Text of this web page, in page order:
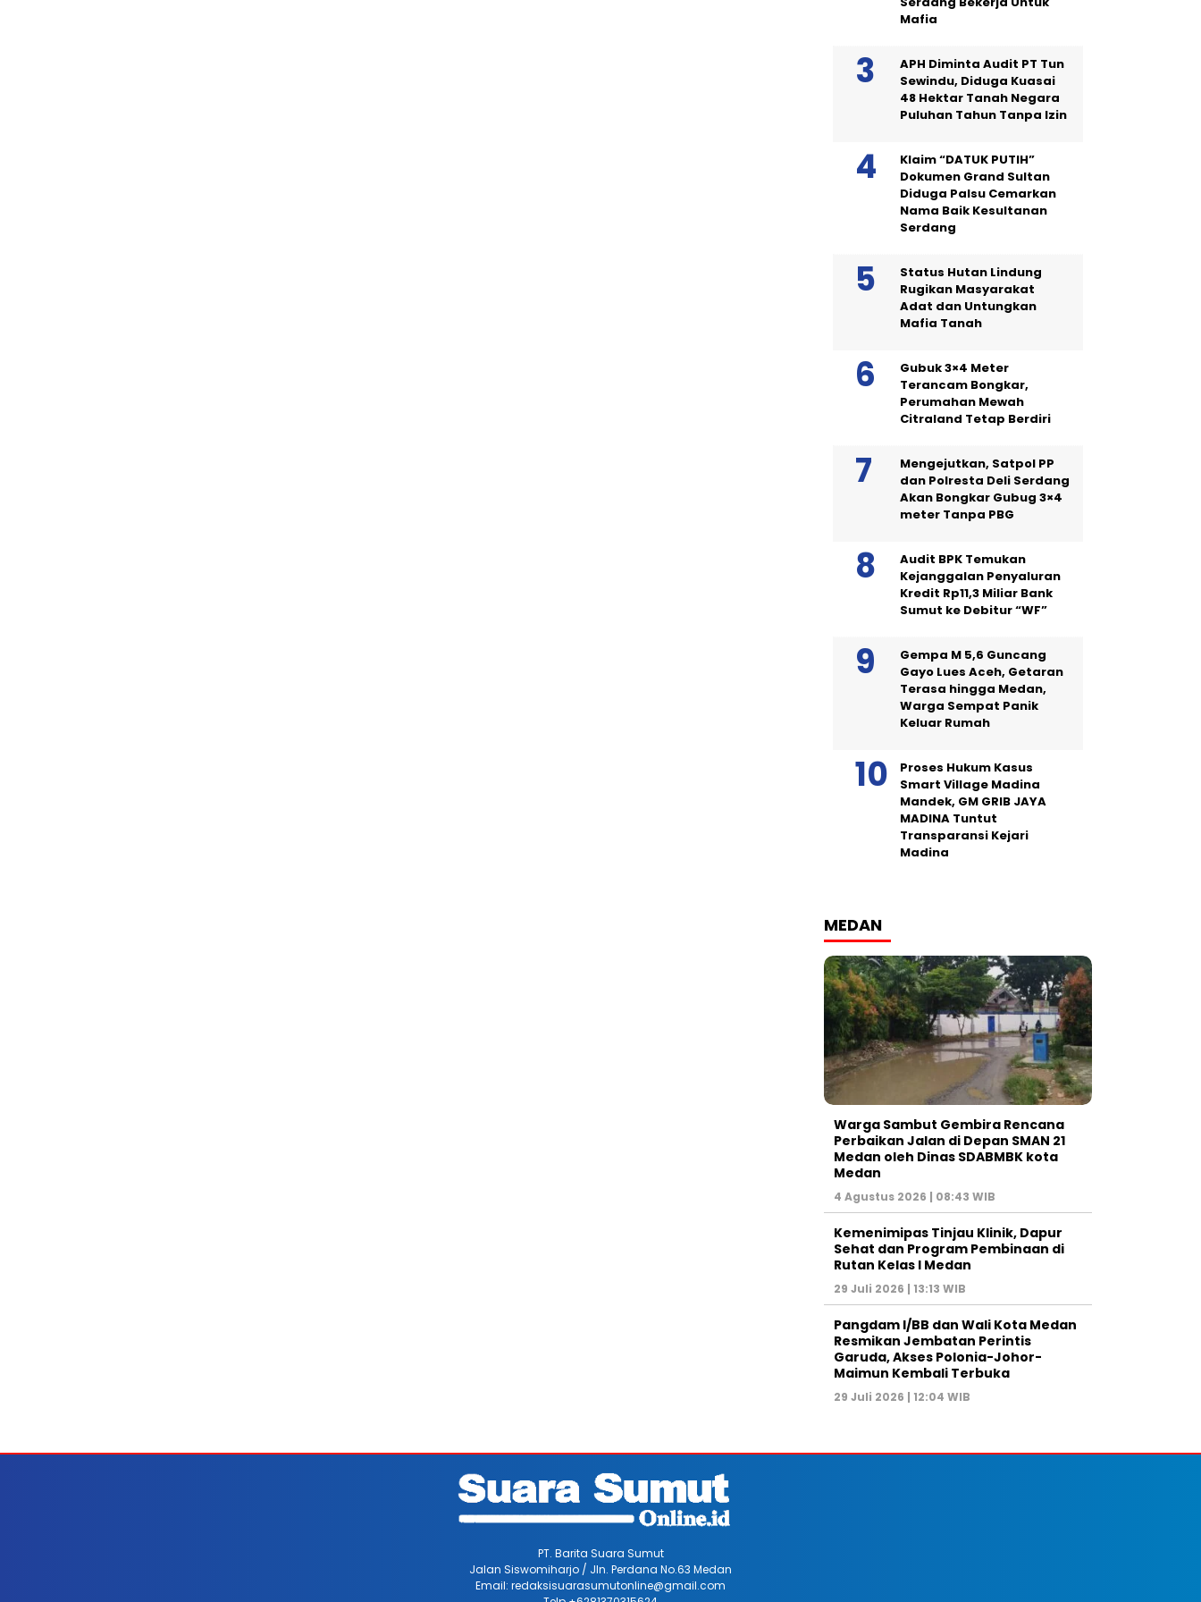
Mafia
APH Diminta Audit PT Tun
Sewindu, Diduga Kuasai
48 Hektar Tanah Negara
Puluhan Tahun Tanpa Izin
Klaim “DATUK PUTIH”
Dokumen Grand Sultan
Diduga Palsu Cemarkan
Nama Baik Kesultanan
Serdang
Status Hutan Lindung
Rugikan Masyarakat
Adat dan Untungkan
Mafia Tanah
Gubuk 3×4 Meter
Terancam Bongkar,
Perumahan Mewah
Citraland Tetap Berdiri
Mengejutkan, Satpol PP
dan Polresta Deli Serdang
Akan Bongkar Gubug 3×4
meter Tanpa PBG
Audit BPK Temukan
Kejanggalan Penyaluran
Kredit Rp11,3 Miliar Bank
Sumut ke Debitur “WF”
Gempa M 5,6 Guncang
Gayo Lues Aceh, Getaran
Terasa hingga Medan,
Warga Sempat Panik
Keluar Rumah
Proses Hukum Kasus
Smart Village Madina
Mandek, GM GRIB JAYA
MADINA Tuntut
Transparansi Kejari
Madina
MEDAN
Warga Sambut Gembira Rencana
Perbaikan Jalan di Depan SMAN 21
Medan oleh Dinas SDABMBK kota
Medan
4 Agustus 2026 | 08:43 WIB
Kemenimipas Tinjau Klinik, Dapur
Sehat dan Program Pembinaan di
Rutan Kelas I Medan
29 Juli 2026 | 13:13 WIB
Pangdam I/BB dan Wali Kota Medan
Resmikan Jembatan Perintis
Garuda, Akses Polonia-Johor-
Maimun Kembali Terbuka
29 Juli 2026 | 12:04 WIB
PT. Barita Suara Sumut
Jalan Siswomiharjo / Jln. Perdana No.63 Medan
Email: redaksisuarasumutonline@gmail.com